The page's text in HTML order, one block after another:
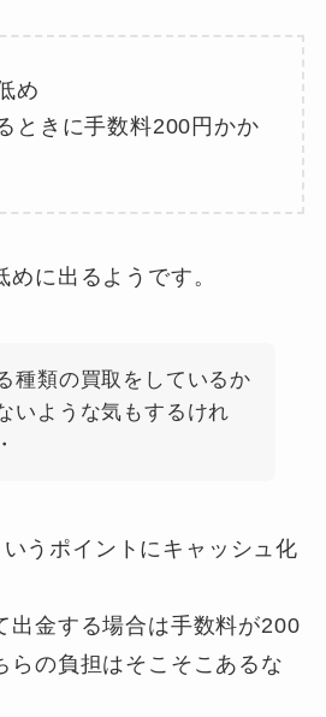
め
ときに手数料200円かか
に出るようです。
種類の買取をしているか
いような気もするけれ
うポイントにキャッシュ化
出金する場合は手数料が200
らの負担はそこそこあるな